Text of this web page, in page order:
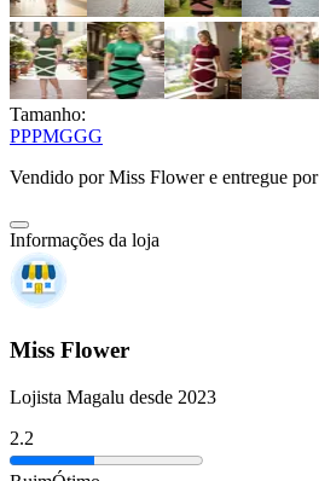
Tamanho:
PPPMGGG
Vendido porMiss Flowere entregue por
Informações da loja
Miss Flower
Lojista Magalu desde 2023
2.2